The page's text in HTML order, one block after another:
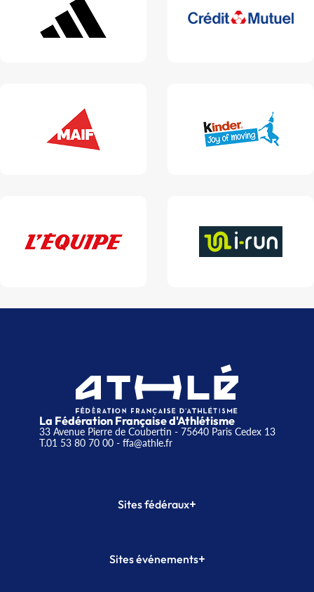
La Fédération Française d'Athlétisme
33 Avenue Pierre de Coubertin - 75640 Paris Cedex 13
T.01 53 80 70 00- ffa@athle.fr
Sites fédéraux+
Plateforme Formation
Sites événements+